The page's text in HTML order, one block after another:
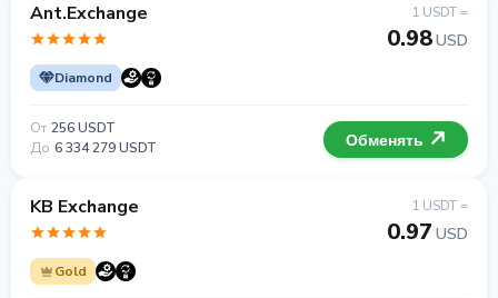
Ant.Exchange
Diamond
1 USDT =
0.98USD
От 256 USDT
До 6 334 279 USDT Обменять
KB Exchange
Gold
1 USDT =
0.97 USD